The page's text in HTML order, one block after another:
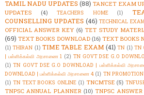
TAMIL NADU UPDATES (88) TANCET EXAM
UPDATES
(4) TEACHERS HOME (1)
COUNSELLING UPDATES (46) TECHNICAL
OFFICIAL ANSWER KEY (6) TET STUDY
(69) TEXT BOOKS DOWNLOAD (16) TEXT BOOKS
(1) THIRAN (1) TIME TABLE EXAM (41) TN (1) TN
| பள்ளிக்கல்வி அரசாணை 1 (2) TN GOVT DSE G.O
(1) TN GOVT DSE G.O DOWNLOAD | பள்ளிக்கல்வி
DOWNLOAD | பள்ளிக்கல்வி அரசாணை 4 (1) TN
(1) TN TEXT BOOKS ONLINE (1) TNCMTSE (5)
TNPSC ANNUAL PLANNER (10) TNPSC